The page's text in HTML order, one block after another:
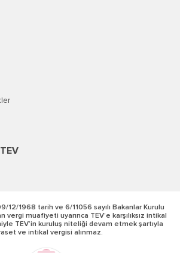
12/1968 tarih ve 6/11056 sayılı Bakanlar Kurulu
vergi muafiyeti uyarınca TEV’e karşılıksız intikal
TEV’in kuruluş niteliği devam etmek şartıyla
ve intikal vergisi alınmaz.